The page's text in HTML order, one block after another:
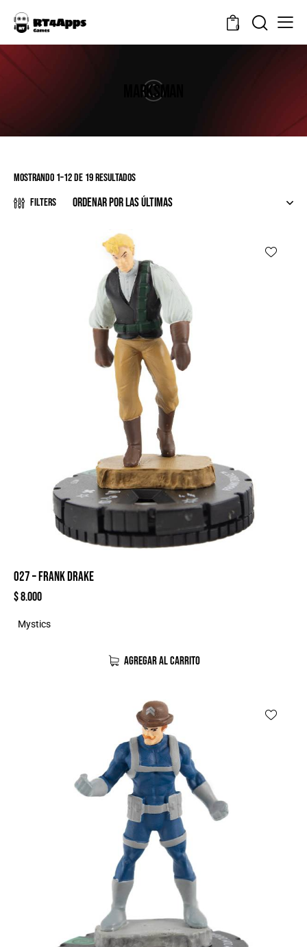
0
MARKSMAN
Mostrando 1–12 de 19 resultados
Filters
027 – FRANK DRAKE
$8.000
Mystics
AGREGAR AL CARRITO